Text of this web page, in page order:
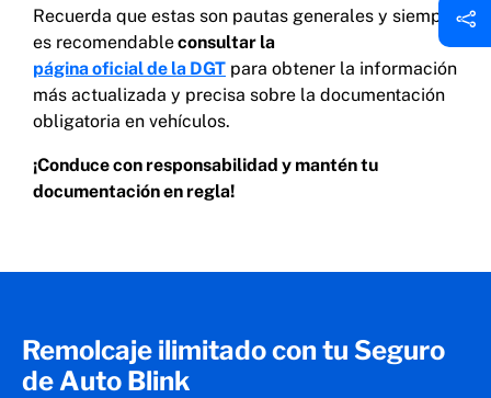
Recuerda que estas son pautas generales y siempre
es recomendableconsultar la
página oficial de la DGT para obtener la información
más actualizada y precisa sobre la documentación
obligatoria en vehículos.
¡Conduce con responsabilidad y mantén tu
documentación en regla!
Remolcaje ilimitado con tu Seguro
de Auto Blink